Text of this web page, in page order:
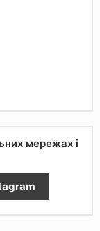
мережах і